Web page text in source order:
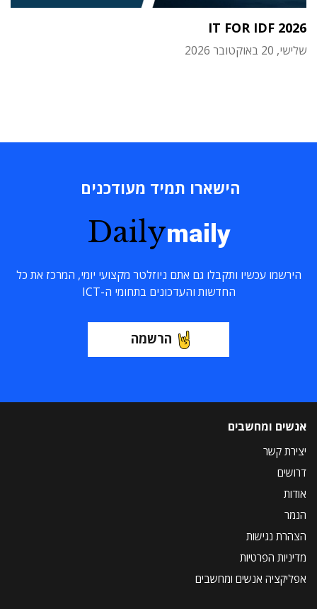
IT FOR IDF 2026
שלישי, 20 באוקטובר 2026
הישארו תמיד מעודכנים
Dailymaily
הירשמו עכשיו ותקבלו גם אתם ניוזלטר מקצועי יומי, המרכז את כל
החדשות והעדכונים בתחומי ה-ICT
הרשמה
אנשים ומחשבים
יצירת קשר
דרושים
אודות
הנמר
הצהרת נגישות
מדיניות הפרטיות
אפליקציה אנשים ומחשבים